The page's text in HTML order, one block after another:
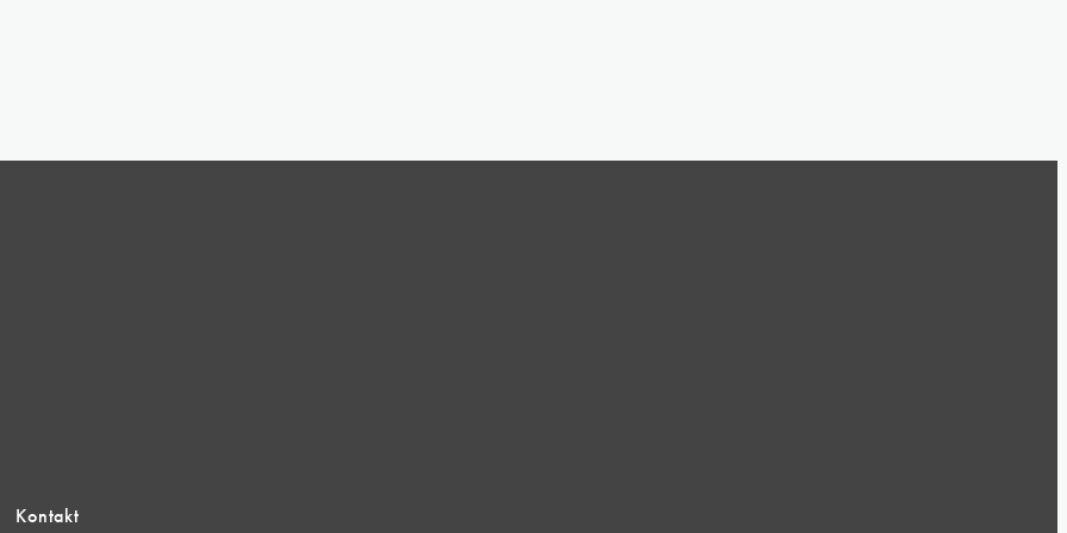
Kontakt